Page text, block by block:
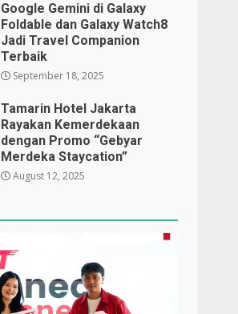
Google Gemini di Galaxy
Foldable dan Galaxy Watch8
Jadi Travel Companion
Terbaik
September 18, 2025
Tamarin Hotel Jakarta
Rayakan Kemerdekaan
dengan Promo “Gebyar
Merdeka Staycation”
August 12, 2025